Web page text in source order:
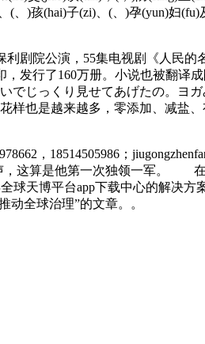
(、)孩(hai)子(zi)、(、)孕(yun)妇
剧院公演，55集电视剧《人民的
发行了160万册。小说也被翻译
じっくり見せてあげたの。ヨ
也是越来越多，零添加、减盐、
，18514505986；
声，这算是他第一次独领一军。
球天博平台app下载中心的解决方
全球治理”的文章。。